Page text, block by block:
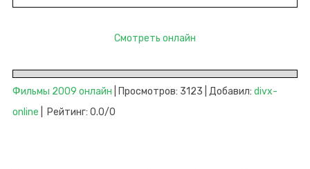
Смотреть онлайн
Фильмы 2009 онлайн | Просмотров: 3123 | Добавил: divx-
online | Рейтинг: 0.0/0